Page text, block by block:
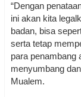
“Dengan
ini akan kita
badan, bisa
serta tetap
para penambang
menyumbang
Mualem.